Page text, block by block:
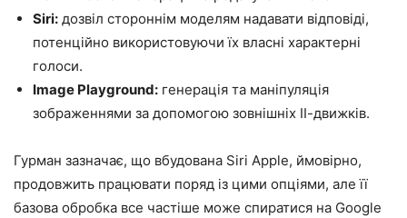
Siri: дозвіл стороннім моделям надавати відповіді,
потенційно використовуючи їх власні характерні
голоси.
Image Playground: генерація та маніпуляція
зображеннями за допомогою зовнішніх ІІ-движків.
Гурман зазначає, що вбудована Siri Apple, ймовірно,
продовжить працювати поряд із цими опціями, але її
базова обробка все частіше може спиратися на Google